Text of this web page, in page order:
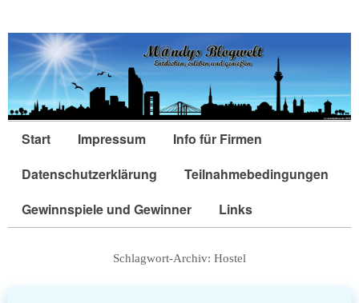
Start Impressum
Info für Firmen
Datenschutzerklärung
Teilnahmebedingungen
Gewinnspiele und Gewinner
Links
Schlagwort-Archiv: Hostel